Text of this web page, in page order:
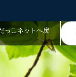
っこネットへ戻